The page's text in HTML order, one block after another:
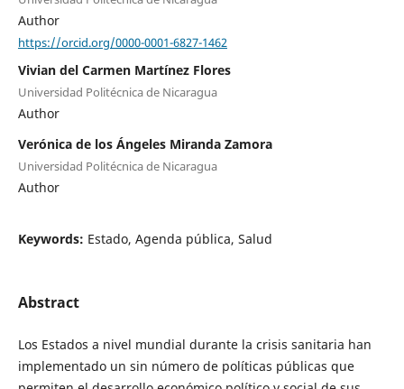
Author
https://orcid.org/0000-0001-6827-1462
Vivian del Carmen Martínez Flores
Universidad Politécnica de Nicaragua
Author
Verónica de los Ángeles Miranda Zamora
Universidad Politécnica de Nicaragua
Author
Keywords: Estado, Agenda pública, Salud
Abstract
Los Estados a nivel mundial durante la crisis sanitaria han
implementado un sin número de políticas públicas que